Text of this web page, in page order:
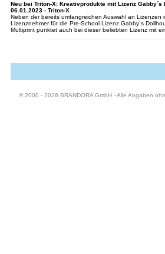
Neu bei Triton-X: Kreativprodukte mit Lizenz Gabby´s
06.01.2023 - Triton-X
Neben der bereits umfangreichen Auswahl an
Lizenznehmer für die Pre-School Lizenz Gabby´s
Multiprint punktet auch bei dieser beliebten Lizenz mit
© 2000 - 2026 BRANDORA GmbH - Alle Angaben